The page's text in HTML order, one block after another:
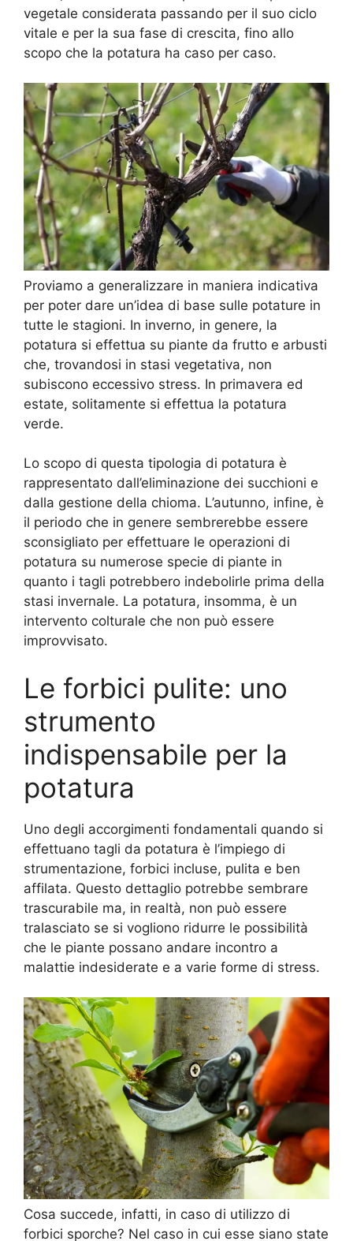
vegetale considerata passando per il suo ciclo
vitale e per la sua fase di crescita, fino allo
scopo che la potatura ha caso per caso.
Proviamo a generalizzare in maniera indicativa
per poter dare un’idea di base sulle potature in
tutte le stagioni. In inverno, in genere, la
potatura si effettua su piante da frutto e arbusti
che, trovandosi in stasi vegetativa, non
subiscono eccessivo stress. In primavera ed
estate, solitamente si effettua la potatura
verde.
Lo scopo di questa tipologia di potatura è
rappresentato dall’eliminazione dei succhioni e
dalla gestione della chioma. L’autunno, infine, è
il periodo che in genere sembrerebbe essere
sconsigliato per effettuare le operazioni di
potatura su numerose specie di piante in
quanto i tagli potrebbero indebolirle prima della
stasi invernale. La potatura, insomma, è un
intervento colturale che non può essere
improvvisato.
Le forbici pulite: uno
strumento
indispensabile per la
potatura
Uno degli accorgimenti fondamentali quando si
effettuano tagli da potatura è l’impiego di
strumentazione, forbici incluse, pulita e ben
affilata. Questo dettaglio potrebbe sembrare
trascurabile ma, in realtà, non può essere
tralasciato se si vogliono ridurre le possibilità
che le piante possano andare incontro a
malattie indesiderate e a varie forme di stress.
Cosa succede, infatti, in caso di utilizzo di
forbici sporche? Nel caso in cui esse siano state